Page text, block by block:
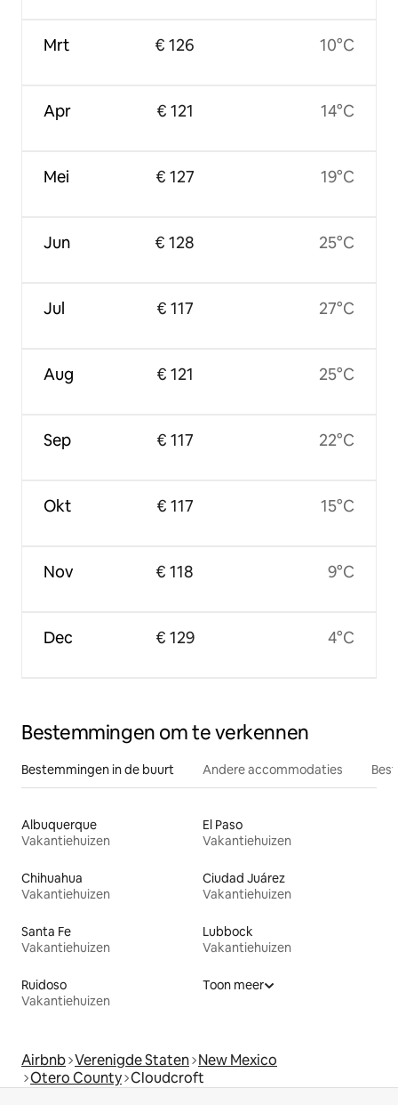
Mrt
Apr
Mei
Jun
Jul
Aug
Sep
Okt
Nov
Dec
€ 126
€ 121
€ 127
€ 128
€ 117
€ 121
€ 117
€ 117
€ 118
€ 129
10°C
14°C
19°C
25°C
27°C
25°C
22°C
15°C
9°C
4°C
Bestemmingen om te verkennen
Bestemmingen in de buurt Andere accommodaties
Albuquerque
Vakantiehuizen
El Paso
Vakantiehuizen
Chihuahua
Vakantiehuizen
Ciudad Juárez
Vakantiehuizen
Santa Fe
Vakantiehuizen
Lubbock
Vakantiehuizen
Ruidoso
Vakantiehuizen
Toon meer
Airbnb Verenigde Staten New Mexico
Otero County Cloudcroft